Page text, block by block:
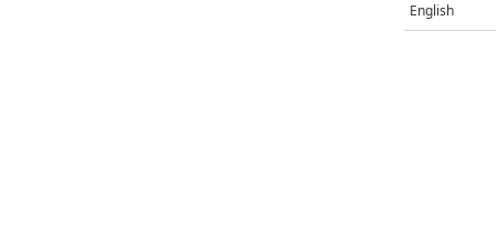
English